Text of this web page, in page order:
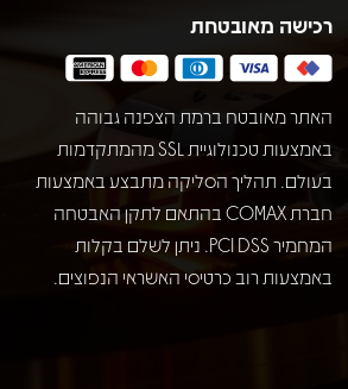
רכישה מאובטחת
האתר מאובטח ברמת הצפנה גבוהה
באמצעות טכנולוגיית SSL מהמתקדמות
בעולם. תהליך הסליקה מתבצע באמצעות
חברת COMAX בהתאם לתקן האבטחה
המחמיר PCI DSS. ניתן לשלם בקלות
באמצעות רוב כרטיסי האשראי הנפוצים.